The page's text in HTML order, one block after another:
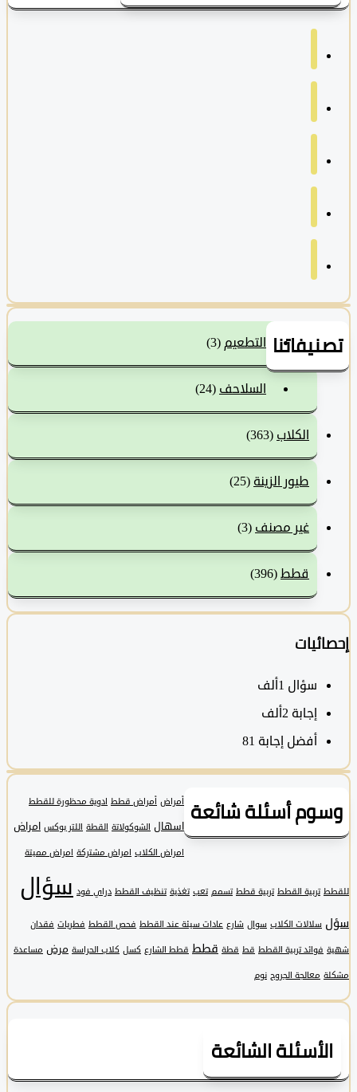
التطعيم(3)
السلاحف(24)
الكلاب(363)
طيور الزينة (25)
غير مصنف(3)
قطط (396)
سؤال1ألف
‫إجابة 2ألف
أفضل إجابة 81
أسئلة شائعة أمراض قطط ادوية محظورة للقطط
اسهال الشوكولاتة القطة اللتر بوكس امراض
امراض الكلاب امراض مشتركة امراض مميتة
تربية القطط تربية قطط تسمم تعب تغذية تنظيف القطط دراي فود سؤال
سلالات الكلاب سوال شارع عادات سيئة عند القطط فحص القطط فطريات فقدان
فوائد تربية القطط قط قطة قطط قطط الشارع كسل كلاب الحراسة مرض مساعدة
معالجة الجروح نوم
الشائعة